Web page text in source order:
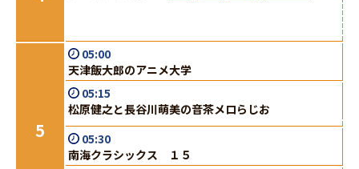
5
05:00
天津飯大郎のアニメ大学
05:15
松原健之と長谷川萌美の音茶メロらじお
05:30
南海クラシックス １５